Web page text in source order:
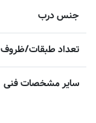
جنس درب
تعداد طبقات/ظروف
سایر مشخصات فنی